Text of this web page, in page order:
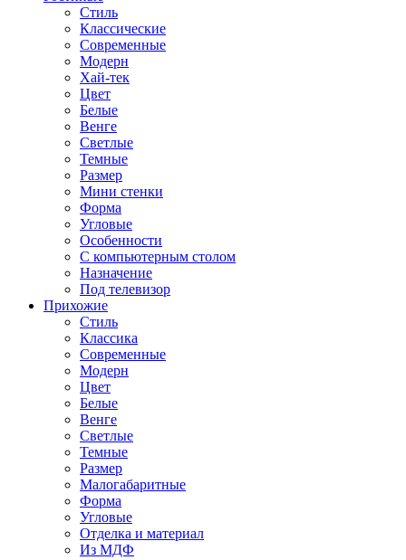
Стиль
Классические
Современные
Модерн
Хай-тек
Цвет
Белые
Венге
Светлые
Темные
Размер
Мини стенки
Форма
Угловые
Особенности
С компьютерным столом
Назначение
Под телевизор
Прихожие
Стиль
Классика
Современные
Модерн
Цвет
Белые
Венге
Светлые
Темные
Размер
Малогабаритные
Форма
Угловые
Отделка и материал
Из МДФ